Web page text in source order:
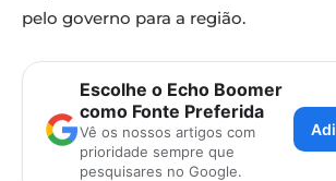
pelo governo para a região.
Escolhe o Echo Boomer
como Fonte Preferida
Vê os nossos artigos com
prioridade sempre que
pesquisares no Google.